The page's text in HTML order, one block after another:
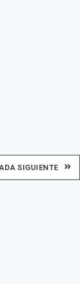
SIGUIENTE